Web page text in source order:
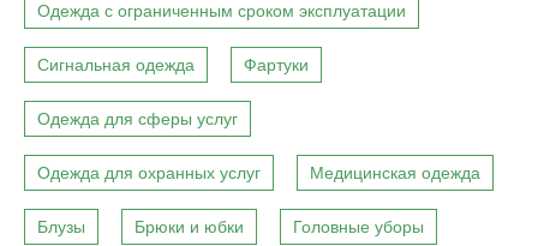
Одежда с ограниченным сроком эксплуатации
Сигнальная одежда Фартуки
Одежда для сферы услуг
Одежда для охранных услуг Медицинская одежда
Блузы Брюки и юбки Головные уборы